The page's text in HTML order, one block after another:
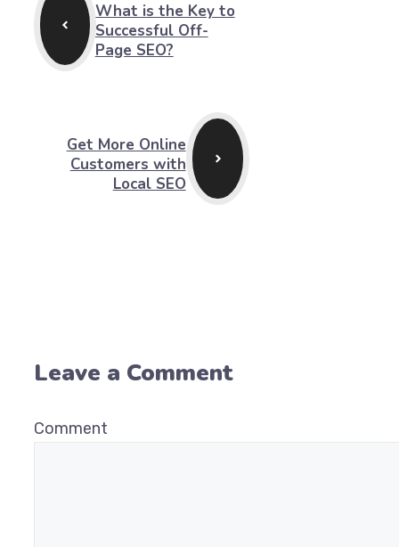
What is the Key to
Successful Off-
Page SEO?
Get More Online
Customers with
Local SEO
Leave a Comment
Comment